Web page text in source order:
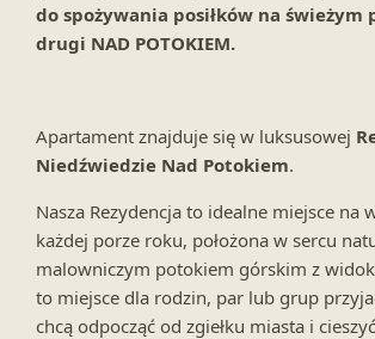
do spożywania posiłków na świeżym
drugi NAD POTOKIEM.
Apartament znajduje się w luksusowej
Niedźwiedzie Nad Potokiem.
Nasza Rezydencja to idealne miejsce na
każdej porze roku, położona w sercu
malowniczym potokiem górskim z
to miejsce dla rodzin, par lub grup
chcą odpocząć od zgiełku miasta i